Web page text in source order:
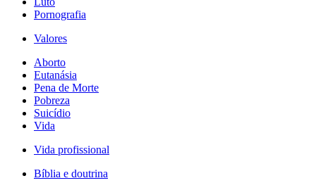
Pornografia
Valores
Aborto
Eutanásia
Pena de Morte
Pobreza
Suicídio
Vida
Vida profissional
Bíblia e doutrina